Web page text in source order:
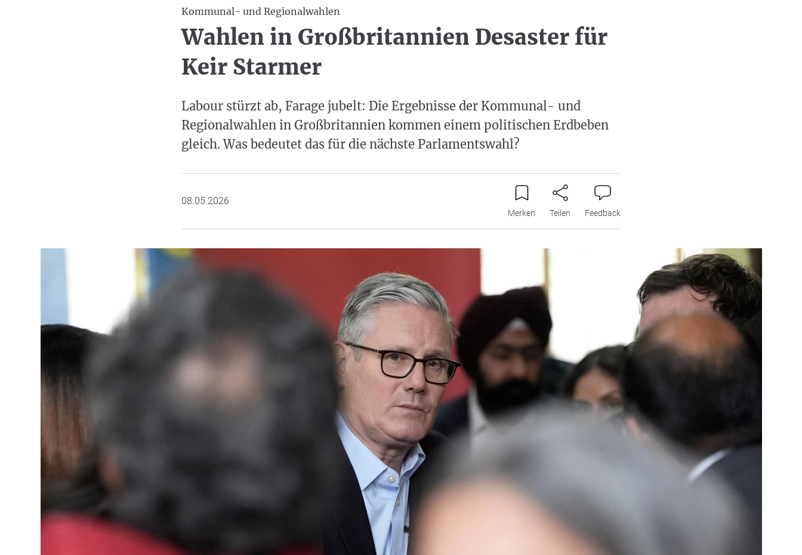
Kommunal- und Regionalwahlen
Wahlen in Großbritannien Desaster für
Keir Starmer
Labour stürzt ab, Farage jubelt: Die Ergebnisse der Kommunal- und
Regionalwahlen in Großbritannien kommen einem politischen Erdbeben
gleich. Was bedeutet das für die nächste Parlamentswahl?
08.05.2026
Merken Teilen Feedback